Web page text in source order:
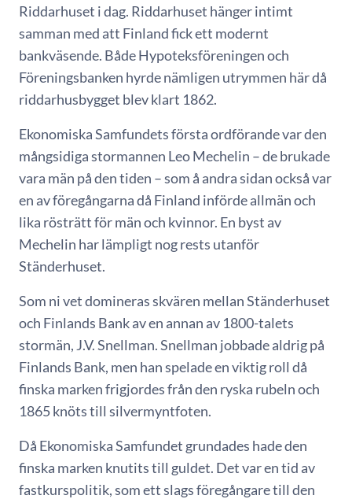
Riddarhuset i dag. Riddarhuset hänger intimt
samman med att Finland fick ett modernt
bankväsende. Både Hypoteksföreningen och
Föreningsbanken hyrde nämligen utrymmen här då
riddarhusbygget blev klart 1862.
Ekonomiska Samfundets första ordförande var den
mångsidiga stormannen Leo Mechelin – de brukade
vara män på den tiden – som å andra sidan också var
en av föregångarna då Finland införde allmän och
lika rösträtt för män och kvinnor. En byst av
Mechelin har lämpligt nog rests utanför
Ständerhuset.
Som ni vet domineras skvären mellan Ständerhuset
och Finlands Bank av en annan av 1800-talets
stormän, J.V. Snellman. Snellman jobbade aldrig på
Finlands Bank, men han spelade en viktig roll då
finska marken frigjordes från den ryska rubeln och
1865 knöts till silvermyntfoten.
Då Ekonomiska Samfundet grundades hade den
finska marken knutits till guldet. Det var en tid av
fastkurspolitik, som ett slags föregångare till den